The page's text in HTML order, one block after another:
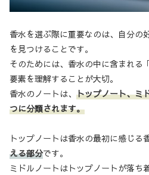
香水を選ぶ際に重要なのは、自分の
を見つけることです。
そのためには、香水の中に含まれる
要素を理解することが大切。
香水のノートは、 トップノート、ミ
つに分類されます。
トップノートは香水の最初に感じる
える部分です。
ミドルノートはトップノートが落ち